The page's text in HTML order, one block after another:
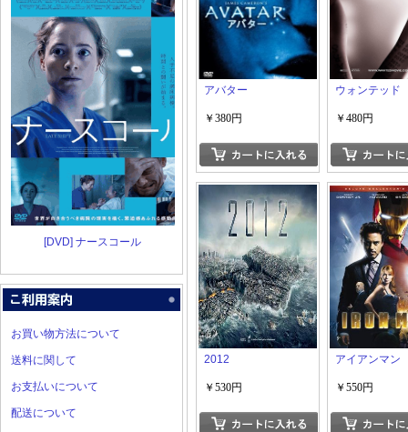
[DVD] ナースコール
お買い物方法について
送料に関して
お支払いについて
配送について
アバター
￥380円
ウォンテッド
￥480円
2012
￥530円
アイアンマン
￥550円